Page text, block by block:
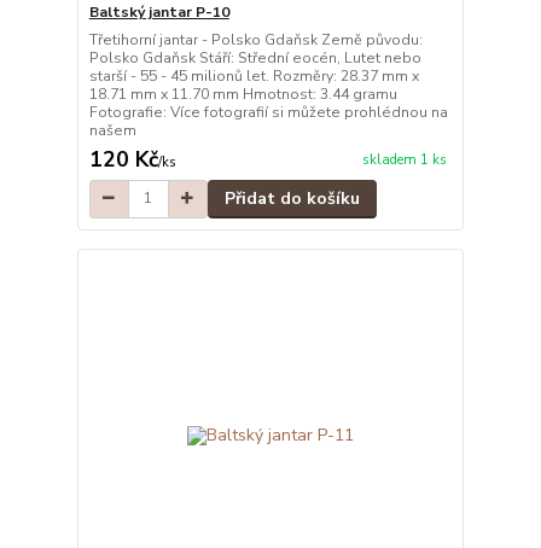
Baltský jantar P-10
Třetihorní jantar - Polsko Gdaňsk Země původu:
Polsko Gdaňsk Stáří: Střední eocén, Lutet nebo
starší - 55 - 45 milionů let. Rozměry: 28.37 mm x
18.71 mm x 11.70 mm Hmotnost: 3.44 gramu
Fotografie: Více fotografií si můžete prohlédnou na
našem
120 Kč/ks skladem 1 ks
Přidat do košíku